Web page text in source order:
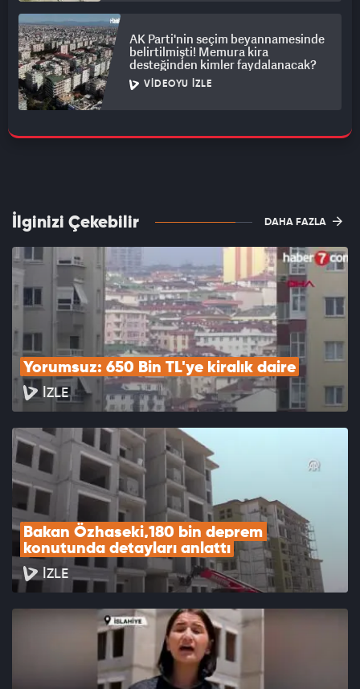
AK Parti'nin seçim beyannamesinde
belirtilmişti! Memura kira
desteğinden kimler faydalanacak?
VIDEOYU İZLE
İlginizi Çekebilir DAHA FAZLA
Yorumsuz: 650 Bin TL'ye kiralık daire
İZLE
Bakan Özhaseki,180 bin deprem
konutunda detayları anlattı
İZLE